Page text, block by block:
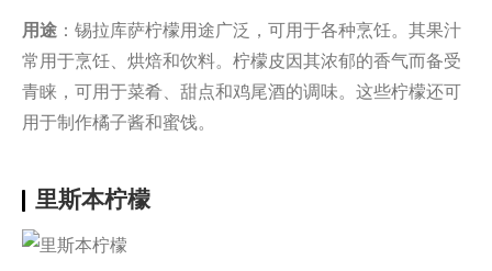
用途 ：锡拉库萨柠檬用途广泛，可用于各种烹饪。其果汁
常用于烹饪、烘焙和饮料。柠檬皮因其浓郁的香气而备受
青睐，可用于菜肴、甜点和鸡尾酒的调味。这些柠檬还可
用于制作橘子酱和蜜饯。
里斯本柠檬